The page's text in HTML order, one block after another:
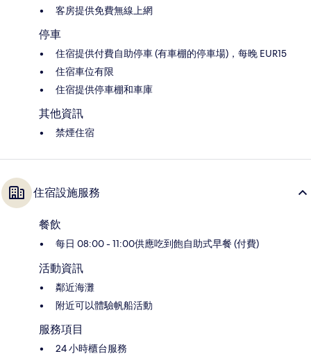
客房提供免費無線上網
停車
住宿提供付費自助停車 (有車棚的停車場)，每晚 EUR15
住宿車位有限
住宿提供停車棚和車庫
其他資訊
禁煙住宿
住宿設施服務
餐飲
每日 08:00 - 11:00供應吃到飽自助式早餐 (付費)
活動資訊
鄰近海灘
附近可以體驗帆船活動
服務項目
24 小時櫃台服務